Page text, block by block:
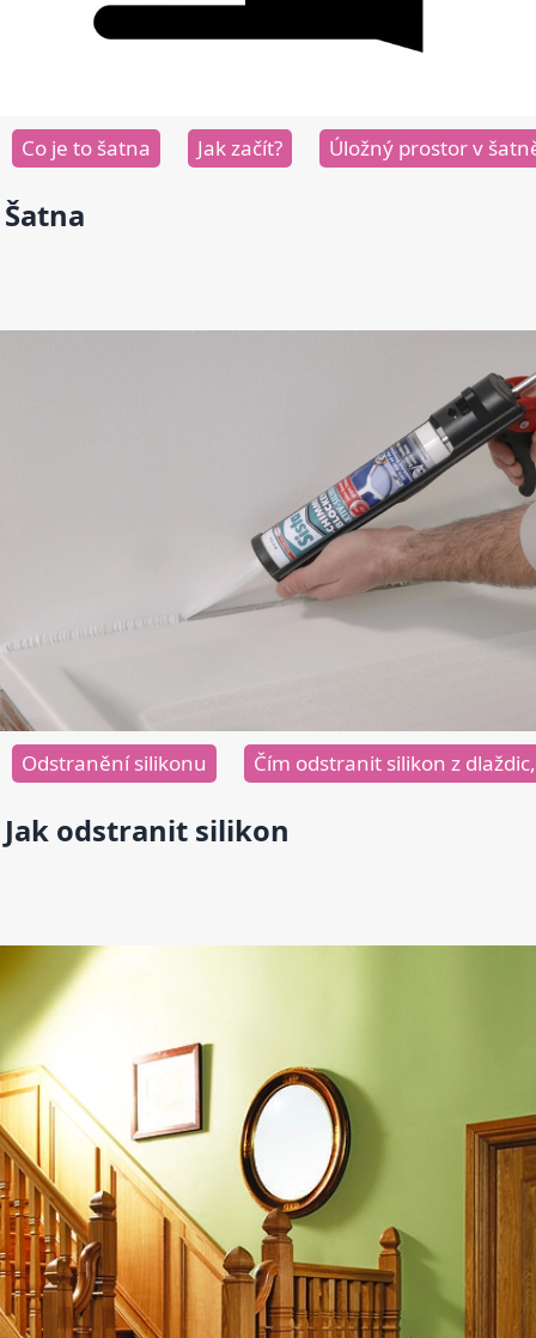
Co je to šatna Jak začít? Úložný prostor v
Šatna
Odstranění silikonu Čím odstranit silikon z
Jak odstranit silikon